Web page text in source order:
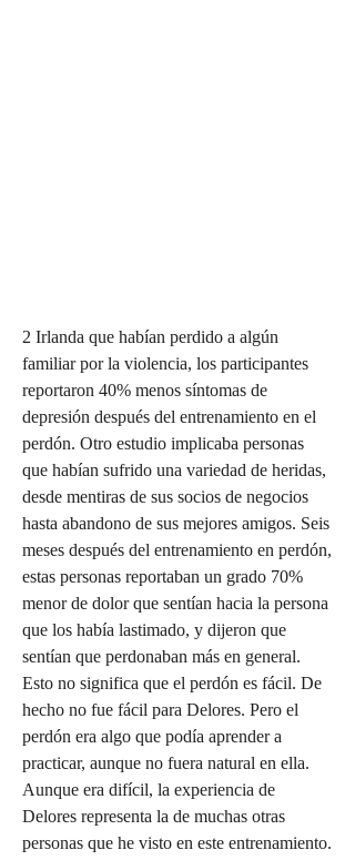
2 Irlanda que habían perdido a algún
familiar por la violencia, los participantes
reportaron 40% menos síntomas de
depresión después del entrenamiento en el
perdón. Otro estudio implicaba personas
que habían sufrido una variedad de heridas,
desde mentiras de sus socios de negocios
hasta abandono de sus mejores amigos. Seis
meses después del entrenamiento en perdón,
estas personas reportaban un grado 70%
menor de dolor que sentían hacia la persona
que los había lastimado, y dijeron que
sentían que perdonaban más en general.
Esto no significa que el perdón es fácil. De
hecho no fue fácil para Delores. Pero el
perdón era algo que podía aprender a
practicar, aunque no fuera natural en ella.
Aunque era difícil, la experiencia de
Delores representa la de muchas otras
personas que he visto en este entrenamiento.